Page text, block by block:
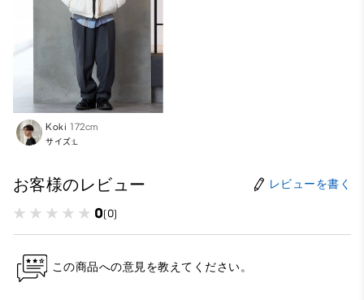
Koki 172cm
サイズ:L
お客様のレビュー レビューを書く
0(0)
この商品への意見を教えてください。